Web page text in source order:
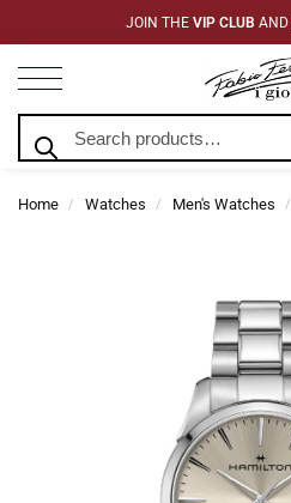
JOIN THE VIP CLUB AND
Home / Watches / Men's Watches /